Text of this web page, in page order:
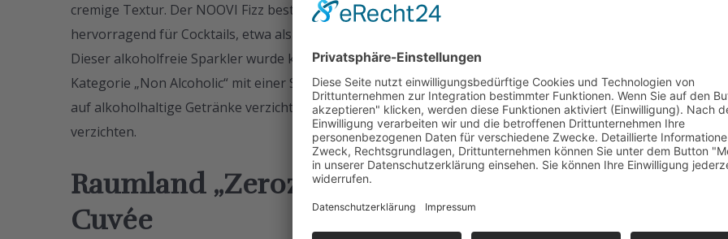
cremige Textur. Der NOOVI Fizz besticht durch seinen erfrischenden, zart süßen Abgang. Er eignet sich
hervorragend für Cocktails, etwa als erfrischende Low Alcohol-Variante in Kombination mit Bitter oder
Dieser alkoholfreie Sparkler wurde kürzlich bei der renommierten Weinbewertung „Mundus Vini“ in der
Kategorie „Non Alcoholic“ mit einer Silbermedaille ausgezeichnet. Somit ist er eine klare Empfehlung für
auf alkoholhaltige Getränke verzichten möchten, ohne auf den prickelnden Genuss eines Schaumweins zu
verzichten.
Raumland „Zerozzante“ – Ein Meisterwerk der
Cuvée